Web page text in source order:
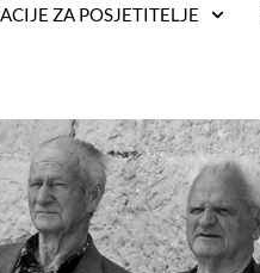
ZA POSJETITELJE